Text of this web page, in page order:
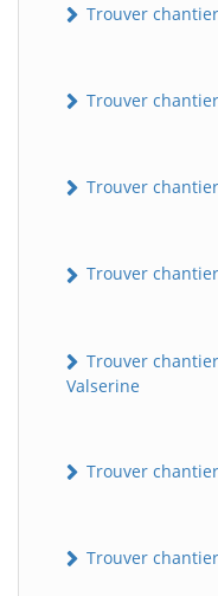
Trouver
Trouver
Trouver
Trouver
Trouver
Valserine
Trouver
Trouver